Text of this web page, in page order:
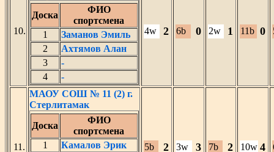
10.
Доска
ФИО
спортсмена
1
Заманов Эмиль
2
Ахтямов Алан
3
-
4
-
4w 2 6b 0 2w 1 11b 0
11.
МАОУ СОШ № 11 (2) г.
Стерлитамак
Доска
ФИО
спортсмена
1
Камалов Эрик
5b 2 3w 3 7b 2 10w 4